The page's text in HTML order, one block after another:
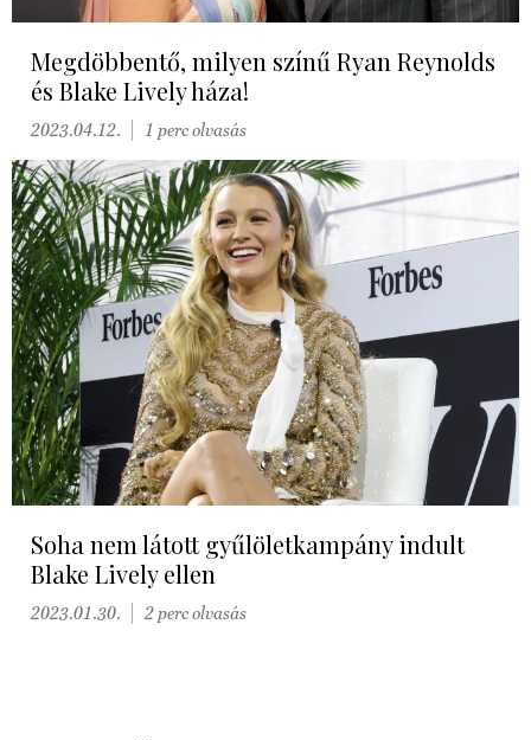
Megdöbbentő, milyen színű Ryan Reynolds
és Blake Lively háza!
2023.04.12. 1 perc olvasás
Soha nem látott gyűlöletkampány indult
Blake Lively ellen
2023.01.30. 2 perc olvasás